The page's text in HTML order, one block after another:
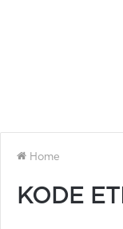
Home
KODE